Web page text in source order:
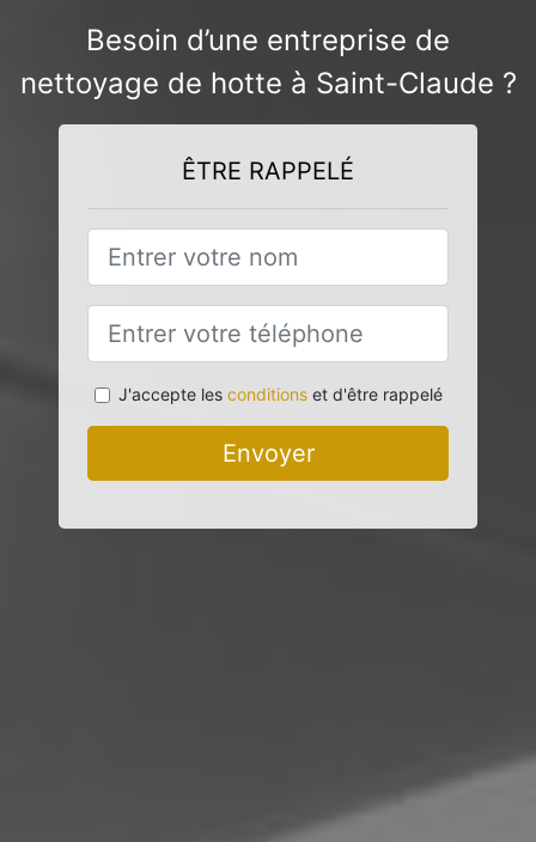
Besoin d’une entreprise de
nettoyage de hotte à Saint-Claude ?
ÊTRE RAPPELÉ
J'accepte les conditionset d'être rappelé
Envoyer